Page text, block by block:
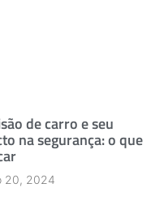
de carro e seu
na segurança: o que
20, 2024